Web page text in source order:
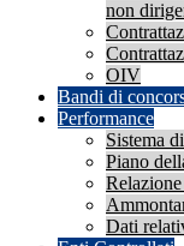
non
OIV
Bandi di
Performance
Sistema
Piano
Dati